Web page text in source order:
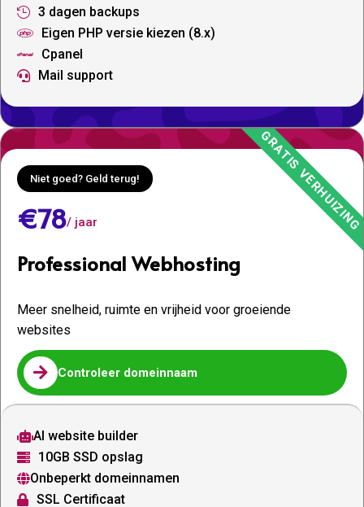
 3 dagen backups
 Eigen PHP versie kiezen (8.x)
 Cpanel
 Mail support
Niet goed? Geld terug!
€78/ jaar
Professional Webhosting
Meer snelheid, ruimte en vrijheid voor groeiende
websites
 Controleer domeinnaam
AI website builder
 10GB SSD opslag
Onbeperkt domeinnamen
 SSL Certificaat